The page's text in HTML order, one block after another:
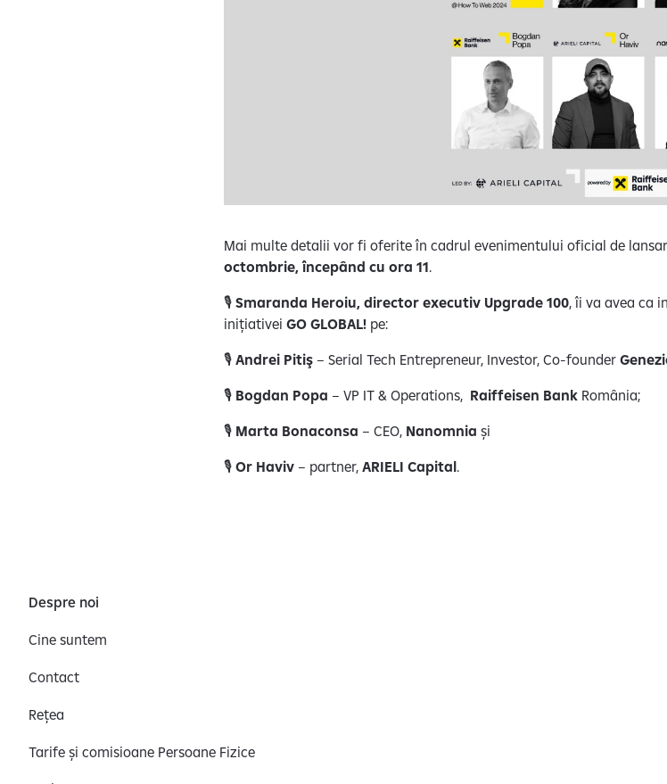
Mai multe detalii vor fi oferite în cadrul evenimentului oficial de
octombrie, începând cu ora 11.
🎙️Smaranda Heroiu, director executiv Upgrade 100, îi va avea ca
inițiativeiGO GLOBAL! pe:
🎙️Andrei Pitiş – Serial Tech Entrepreneur, Investor, Co-founder
🎙️ Bogdan Popa – VP IT & Operations, Raiffeisen Bank România;
🎙️ Marta Bonaconsa – CEO, Nanomniași
🎙️Or Haviv – partner,ARIELI Capital.
Despre noi
Cine suntem
Contact
Rețea
Tarife și comisioane Persoane Fizice